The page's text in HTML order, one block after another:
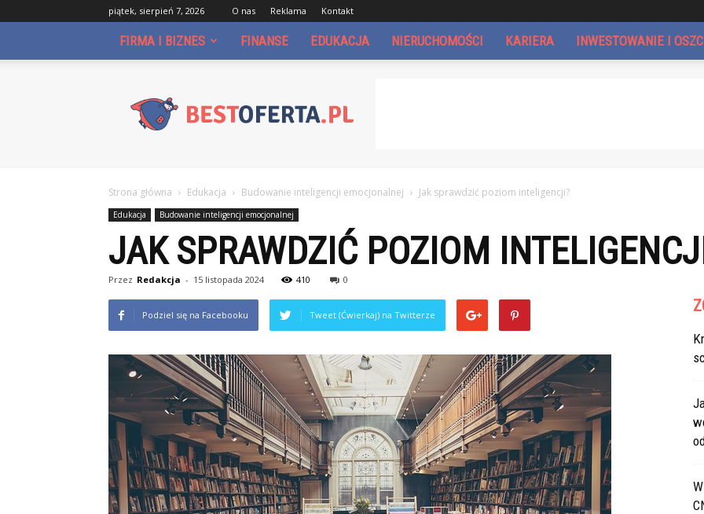
piątek, sierpień 7, 2026 O nas Reklama Kontakt
FIRMA I BIZNES FINANSE EDUKACJA NIERUCHOMOŚCI KARIERA INWESTOWANIE I
Strona główna Edukacja Budowanie inteligencji emocjonalnej Jak sprawdzić poziom inteligencji?
Edukacja Budowanie inteligencji emocjonalnej
JAK SPRAWDZIĆ POZIOM
Przez Redakcja - 15 listopada 2024 410 0
Podziel się na Facebooku Tweet (Ćwierkaj) na Twitterze